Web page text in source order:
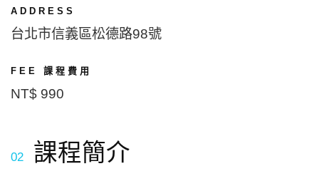
ADDRESS
台北市信義區松德路98號
FEE 課程費用
NT$ 990
02 課程簡介